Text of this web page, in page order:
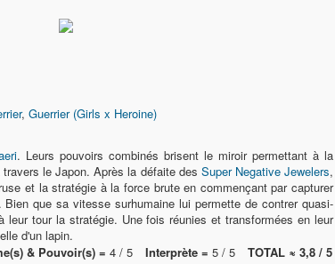
, Guerrier (Girls x Heroine)
. Leurs pouvoirs combinés brisent le miroir permettant à la
travers le Japon. Après la défaite des Super Negative Jewelers,
et la stratégie à la force brute en commençant par capturer
Bien que sa vitesse surhumaine lui permette de contrer quasi-
tour la stratégie. Une fois réunies et transformées en leur
d'un lapin.
& Pouvoir(s) = 4 / 5 Interprète = 5 / 5
TOTAL ≈ 3,8 / 5